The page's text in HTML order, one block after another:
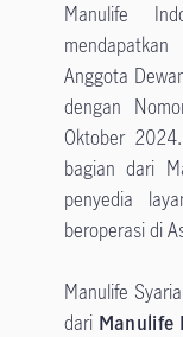
Manulife
Anggota
dengan
Oktober
bagian dari
penyedia
beroperasi di
Manulife
dari Manulife